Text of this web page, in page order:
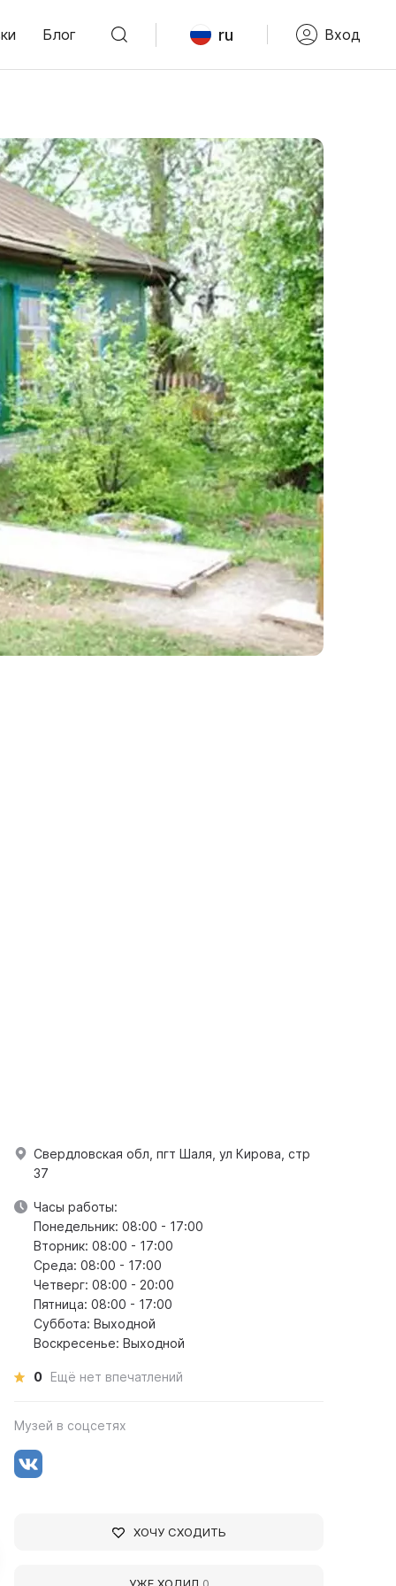
Блог ru Вход
Свердловская обл, пгт Шаля, ул Кирова, стр
37
Часы работы:
Понедельник: 08:00 - 17:00
Вторник: 08:00 - 17:00
Среда: 08:00 - 17:00
Четверг: 08:00 - 20:00
Пятница: 08:00 - 17:00
Суббота: Выходной
Воскресенье: Выходной
0 Ещё нет впечатлений
Музей в соцсетях
ХОЧУ СХОДИТЬ